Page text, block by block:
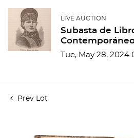
LIVE AUCTION
Subasta de
Tue, May 28, 2024
Prev Lot